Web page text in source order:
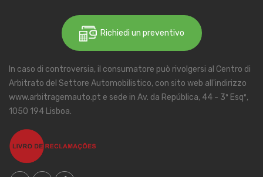
Richiedi un preventivo
In caso di controversia, il consumatore può rivolgersi al Centro di
Arbitrato del Settore Automobilistico, con sito web all'indirizzo
www.arbitragemauto.pt e sede in Av. da República, 44 - 3º Esqº,
1050 194 Lisboa.